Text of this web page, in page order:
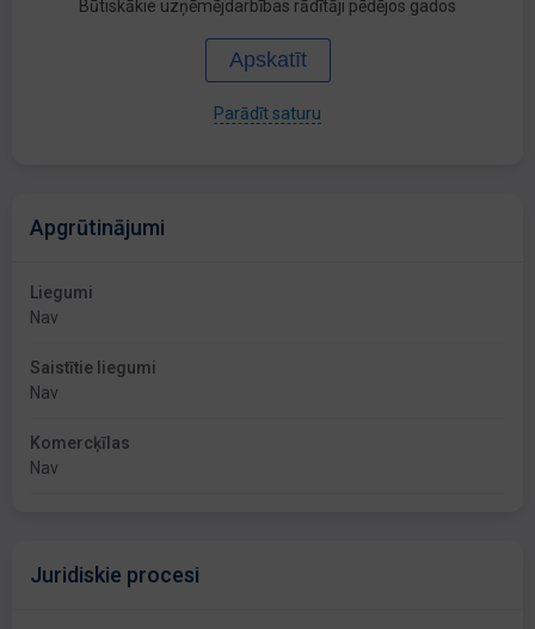
Būtiskākie uzņēmējdarbības rādītāji pēdējos gados
Apskatīt
Parādīt saturu
Apgrūtinājumi
Liegumi
Nav
Saistītie liegumi
Nav
Komercķīlas
Nav
Juridiskie procesi